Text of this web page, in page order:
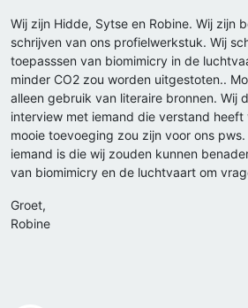
Wij zijn Hidde, Sytse en Robine. Wij zijn
schrijven van ons profielwerkstuk. Wij
toepasssen van biomimicry in de
minder CO2 zou worden uitgestoten..
alleen gebruik van literaire bronnen. Wij
interview met iemand die verstand heeft
mooie toevoeging zou zijn voor ons
iemand is die wij zouden kunnen
van biomimicry en de luchtvaart om
Groet,
Robine